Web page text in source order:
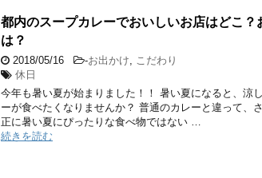
都内のスープカレーでおいしいお店はどこ
は？
2018/05/16 -お出かけ, こだわり
休日
今年も暑い夏が始まりました！！ 暑い夏になると、涼
ーが食べたくなりませんか？ 普通のカレーと違って、
正に暑い夏にぴったりな食べ物ではない …
続きを読む